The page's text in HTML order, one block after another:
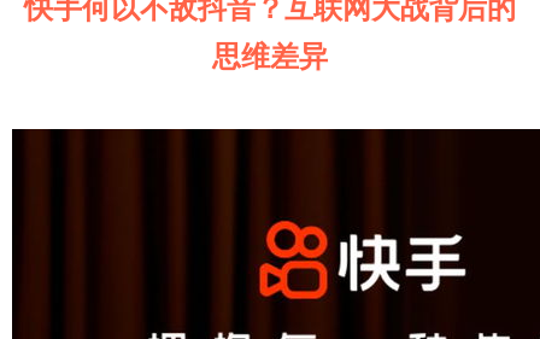
快手何以不敌抖音？互联网大战背后的
思维差异